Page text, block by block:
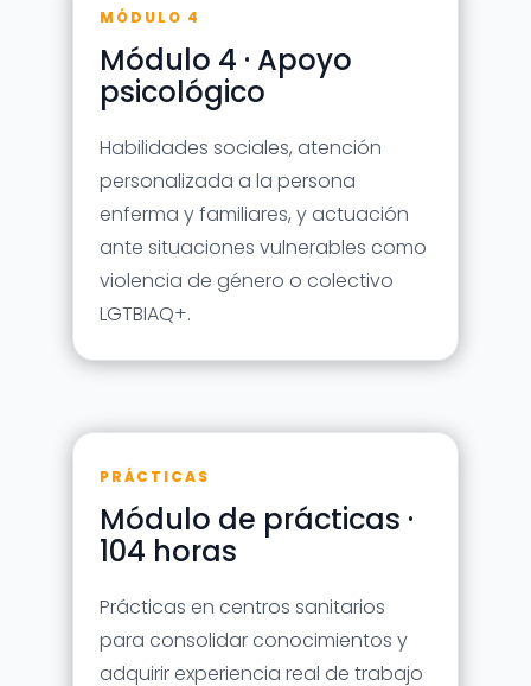
MÓDULO 4
Módulo 4 · Apoyo
psicológico
Habilidades sociales, atención
personalizada a la persona
enferma y familiares, y actuación
ante situaciones vulnerables como
violencia de género o colectivo
LGTBIAQ+.
PRÁCTICAS
Módulo de prácticas ·
104 horas
Prácticas en centros sanitarios
para consolidar conocimientos y
adquirir experiencia real de trabajo